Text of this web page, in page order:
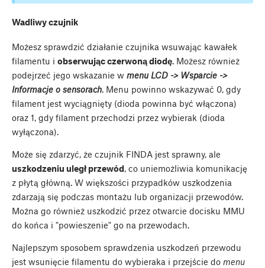
Wadliwy czujnik
Możesz sprawdzić działanie czujnika wsuwając kawałek
filamentu i obserwując czerwoną diodę. Możesz również
podejrzeć jego wskazanie w menu LCD -> Wsparcie ->
Informacje o sensorach. Menu powinno wskazywać 0, gdy
filament jest wyciągnięty (dioda powinna być włączona)
oraz 1, gdy filament przechodzi przez wybierak (dioda
wyłączona).
Może się zdarzyć, że czujnik FINDA jest sprawny, ale
uszkodzeniu uległ przewód, co uniemożliwia komunikację
z płytą główną. W większości przypadków uszkodzenia
zdarzają się podczas montażu lub organizacji przewodów.
Można go również uszkodzić przez otwarcie docisku MMU
do końca i "powieszenie" go na przewodach.
Najlepszym sposobem sprawdzenia uszkodzeń przewodu
jest wsunięcie filamentu do wybieraka i przejście do menu